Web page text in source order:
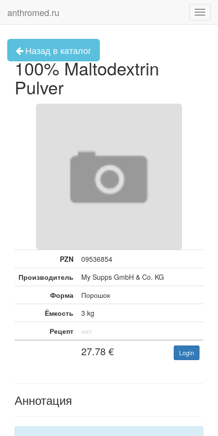
anthromed.ru
Назад в каталог
100% Maltodextrin
Pulver
PZN
09536854
Производитель
My Supps GmbH & Co. KG
Форма
Порошок
Ёмкость
3 kg
Рецепт
нет
27.78 € Login
Аннотация